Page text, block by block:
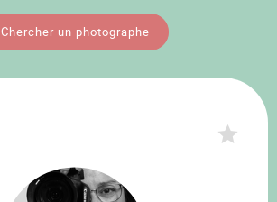
Chercher un photographe